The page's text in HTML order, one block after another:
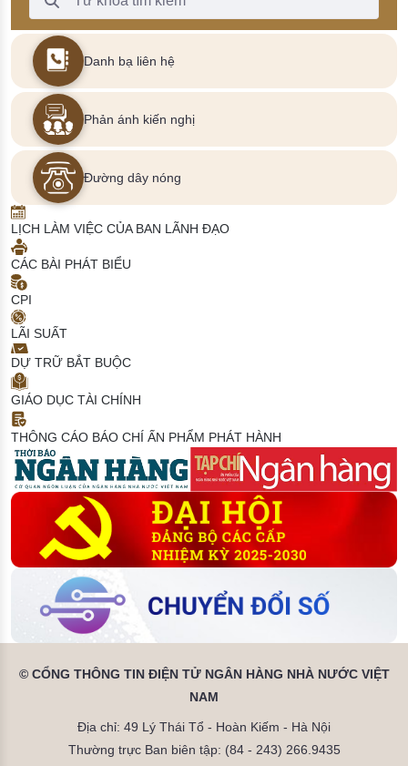
Danh bạ liên hệ
Phản ánh kiến nghị
Đường dây nóng
LỊCH LÀM VIỆC CỦA BAN LÃNH ĐẠO
CÁC BÀI PHÁT BIỂU
CPI
LÃI SUẤT
DỰ TRỮ BẮT BUỘC
GIÁO DỤC TÀI CHÍNH
THÔNG CÁO BÁO CHÍ ẤN PHẨM PHÁT HÀNH
© CỔNG THÔNG TIN ĐIỆN TỬ NGÂN HÀNG NHÀ NƯỚC VIỆT
NAM
Địa chỉ: 49 Lý Thái Tổ - Hoàn Kiếm - Hà Nội
Thường trực Ban biên tập: (84 - 243) 266.9435